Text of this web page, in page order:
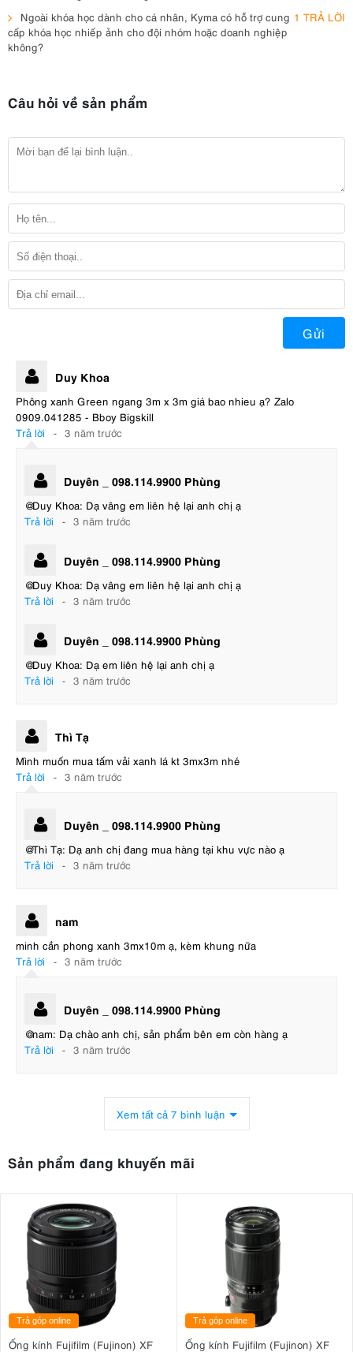
Ngoài khóa học dành cho cá nhân, Kyma có hỗ trợ cung
cấp khóa học nhiếp ảnh cho đội nhóm hoặc doanh nghiệp
không?
1 TRẢ LỜI
Câu hỏi về sản phẩm
Gửi
Duy Khoa
Phông xanh Green ngang 3m x 3m giá bao nhieu ạ? Zalo
0909.041285 - Bboy Bigskill
Trả lời
- 3 năm trước
Duyên _ 098.114.9900 Phùng
@Duy Khoa: Dạ vâng em liên hệ lại anh chị ạ
Trả lời
- 3 năm trước
Duyên _ 098.114.9900 Phùng
@Duy Khoa: Dạ vâng em liên hệ lại anh chị ạ
Trả lời
- 3 năm trước
Duyên _ 098.114.9900 Phùng
@Duy Khoa: Dạ em liên hệ lại anh chị ạ
Trả lời
- 3 năm trước
Thì Tạ
Mình muốn mua tấm vải xanh lá kt 3mx3m nhé
Trả lời
- 3 năm trước
Duyên _ 098.114.9900 Phùng
@Thì Tạ: Dạ anh chị đang mua hàng tại khu vực nào ạ
Trả lời
- 3 năm trước
nam
minh cần phong xanh 3mx10m ạ, kèm khung nữa
Trả lời
- 3 năm trước
Duyên _ 098.114.9900 Phùng
@nam: Dạ chào anh chị, sản phẩm bên em còn hàng ạ
Trả lời
- 3 năm trước
Xem tất cả 7 bình luận
Sản phẩm đang khuyến mãi
Trả góp online
Ống kính Fujifilm (Fujinon) XF
Trả góp online
Ống kính Fujifilm (Fujinon) XF